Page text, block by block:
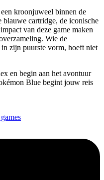
kroonjuweel binnen de
cartridge, de iconische
van deze game maken
Wie de
zijn puurste vorm, hoeft niet
en begin aan het avontuur
Blue begint jouw reis